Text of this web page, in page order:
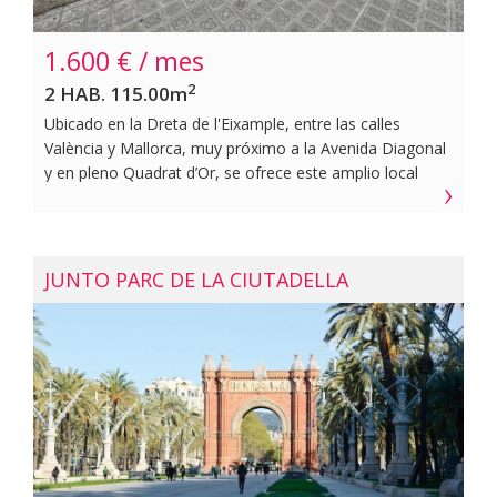
1.600 € / mes
2 HAB. 115.00m2
Ubicado en la Dreta de l'Eixample, entre las calles
València y Mallorca, muy próximo a la Avenida Diagonal
y en pleno Quadrat d’Or, se ofrece este amplio local
de Gràcia, es una excelente opción para negocios que
buscan visibilidad y posicionamiento estratégico en
l'Eixample.~~El local se distribuye en una zona de tienda
exterior y una zona interior, con la posibilidad de
unificarlas para crear un amplio espacio diáfano.
Dispone de una altura de techos de 4,40 m, lo que
permite múltiples opciones de diseño y
aprovechamiento para cualquier tipo de negocio.
Requiere adecuación y reforma en función de la
actividad a desarrollar, brindando así la oportunidad de
JUNTO PARC DE LA CIUTADELLA